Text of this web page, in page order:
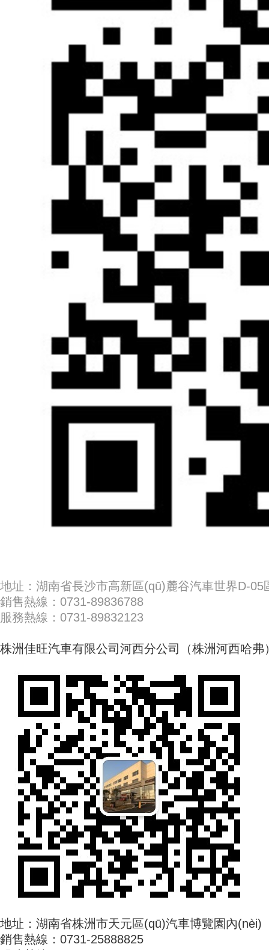
地址：湖南省長沙市高新區(qū)麓谷汽車世界D-05
銷售熱線：0731-89836788
服務熱線：0731-89832123
株洲佳旺汽車有限公司河西分公司（株洲河西哈弗
地址：湖南省株洲市天元區(qū)汽車博覽園內(nèi)
銷售熱線：0731-25888825